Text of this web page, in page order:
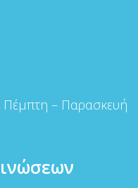
Πέμπτη – Παρασκευή